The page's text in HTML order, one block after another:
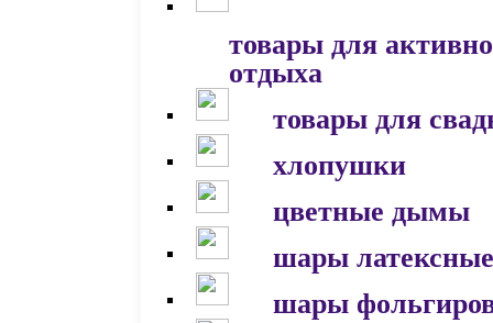
товары для
отдыха
товары для
хлопушки
цветные дымы
шары латексные
шары